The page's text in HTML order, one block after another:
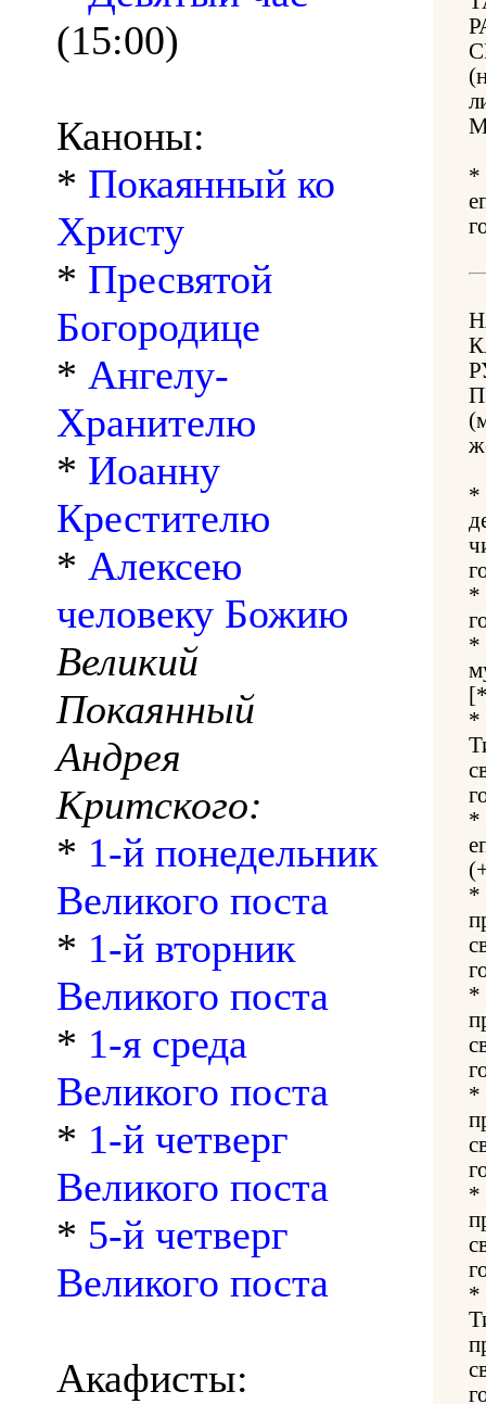
(15:00)
Каноны:
* Покаянный ко
Христу
* Пресвятой
Богородице
* Ангелу-
Хранителю
* Иоанну
Крестителю
* Алексею
человеку Божию
Великий
Покаянный
Андрея
Критского:
* 1-й понедельник
Великого поста
* 1-й вторник
Великого поста
* 1-я среда
Великого поста
* 1-й четверг
Великого поста
* 5-й четверг
Великого поста
Акафисты:
*
*
*
*
*
*
*
*
*
*
*